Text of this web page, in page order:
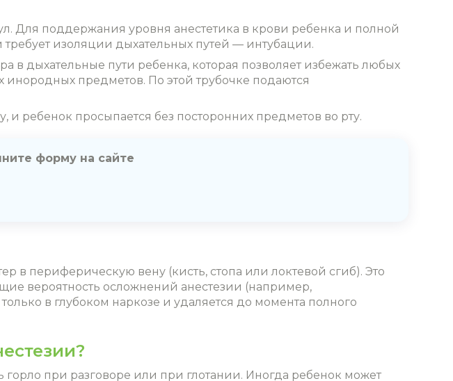
Для поддержания уровня анестетика в крови ребенка и полной
требует изоляции дыхательных путей — интубации.
в дыхательные пути ребенка, которая позволяет избежать любых
предметов. По этой трубочке подаются
ребенок просыпается без посторонних предметов во рту.
форму на сайте
в периферическую вену (кисть, стопа или локтевой сгиб). Это
вероятность осложнений анестезии (например,
в глубоком наркозе и удаляется до момента полного
горло при разговоре или при глотании. Иногда ребенок может